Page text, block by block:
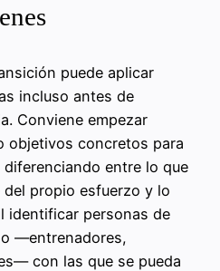
puede aplicar
incluso antes de
Conviene empezar
objetivos concretos para
entre lo que
propio esfuerzo y lo
identificar personas de
—entrenadores,
con las que se pueda